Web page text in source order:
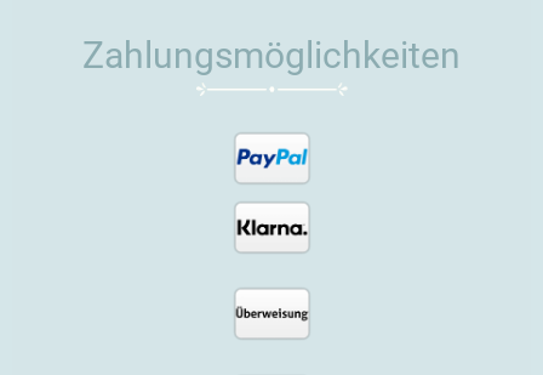
Zahlungsmöglichkeiten